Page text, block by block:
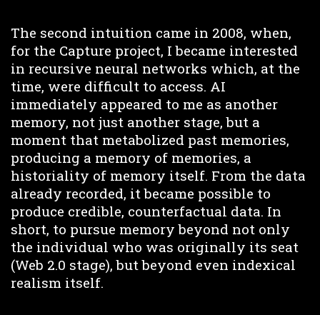
The second intuition came in 2008, when,
for the Capture project, I became interested
in recursive neural networks which, at the
time, were difficult to access. AI
immediately appeared to me as another
memory, not just another stage, but a
moment that metabolized past memories,
producing a memory of memories, a
historiality of memory itself. From the data
already recorded, it became possible to
produce credible, counterfactual data. In
short, to pursue memory beyond not only
the individual who was originally its seat
(Web 2.0 stage), but beyond even indexical
realism itself.